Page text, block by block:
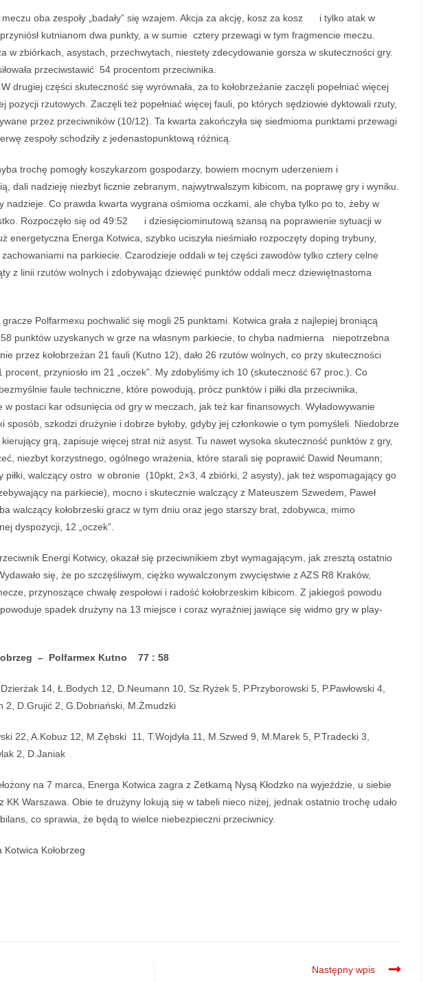
meczu oba zespoły „badały” się wzajem. Akcja za akcję, kosz za kosz i tylko atak w
kutnianom dwa punkty, a w sumie cztery przewagi w tym fragmencie meczu.
w zbiórkach, asystach, przechwytach, niestety zdecydowanie gorsza w skuteczności gry.
usiłowała przeciwstawić 54 procentom przeciwnika.
się wyrównała, za to kołobrzeżanie zaczęli popełniać więcej
pozycji rzutowych. Zaczęli też popełniać więcej fauli, po których sędziowie dyktowali rzuty,
przez przeciwników (10/12). Ta kwarta zakończyła się siedmioma punktami przewagi
zespoły schodziły z jedenastopunktową różnicą.
trochę pomogły koszykarzom gospodarzy, bowiem mocnym uderzeniem i
dali nadzieję niezbyt licznie zebranym, najwytrwalszym kibicom, na poprawę gry i wyniku.
nadzieje. Co prawda kwarta wygrana ośmioma oczkami, ale chyba tylko po to, żeby w
Rozpoczęło się od 49:52 i dziesięciominutową szansą na poprawienie sytuacji w
energetyczna Energa Kotwica, szybko uciszyła nieśmiało rozpoczęty doping trybuny,
na parkiecie. Czarodzieje oddali w tej części zawodów tylko cztery celne
z linii rzutów wolnych i zdobywając dziewięć punktów oddali mecz dziewiętnastoma
Polfarmexu pochwalić się mogli 25 punktami. Kotwica grała z najlepiej broniącą
punktów uzyskanych w grze na własnym parkiecie, to chyba nadmierna niepotrzebna
przez kołobrzeżan 21 fauli (Kutno 12), dało 26 rzutów wolnych, co przy skuteczności
przyniosło im 21 „oczek”. My zdobyliśmy ich 10 (skuteczność 67 proc.). Co
faule techniczne, które powodują, prócz punktów i piłki dla przeciwnika,
w postaci kar odsunięcia od gry w meczach, jak też kar finansowych. Wyładowywanie
sposób, szkodzi drużynie i dobrze byłoby, gdyby jej członkowie o tym pomyśleli. Niedobrze
grą, zapisuje więcej strat niż asyst. Tu nawet wysoka skuteczność punktów z gry,
niezbyt korzystnego, ogólnego wrażenia, które starali się poprawić Dawid Neumann;
piłki, walczący ostro w obronie (10pkt, 2×3, 4 zbiórki, 2 asysty), jak też wspomagający go
na parkiecie), mocno i skutecznie walczący z Mateuszem Szwedem, Paweł
walczący kołobrzeski gracz w tym dniu oraz jego starszy brat, zdobywca, mimo
dyspozycji, 12 „oczek”.
Energi Kotwicy, okazał się przeciwnikiem zbyt wymagającym, jak zresztą ostatnio
się, że po szczęśliwym, ciężko wywalczonym zwycięstwie z AZS R8 Kraków,
przynoszące chwałę zespołowi i radość kołobrzeskim kibicom. Z jakiegoś powodu
spadek drużyny na 13 miejsce i coraz wyraźniej jawiące się widmo gry w play-
– Polfarmex Kutno 77 : 58
14, Ł.Bodych 12, D.Neumann 10, Sz.Ryżek 5, P.Przyborowski 5, P.Pawłowski 4,
2, D.Grujić 2, G.Dobriański, M.Żmudzki
22, A.Kobuz 12, M.Zębski 11, T.Wojdyła 11, M.Szwed 9, M.Marek 5, P.Tradecki 3,
2, D.Janiak
na 7 marca, Energa Kotwica zagra z Zetkamą Nysą Kłodzko na wyjeździe, u siebie
KK Warszawa. Obie te drużyny lokują się w tabeli nieco niżej, jednak ostatnio trochę udało
co sprawia, że będą to wielce niebezpieczni przeciwnicy.
Kotwica Kołobrzeg
Następny wpis